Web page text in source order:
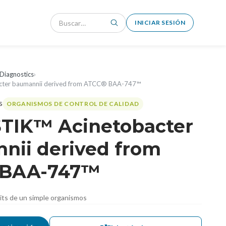
INICIAR SESIÓN
›
baumannii derived from ATCC® BAA-747™
ORGANISMOS DE CONTROL DE CALIDAD
Acinetobacter
derived from
747™
de un simple organismos